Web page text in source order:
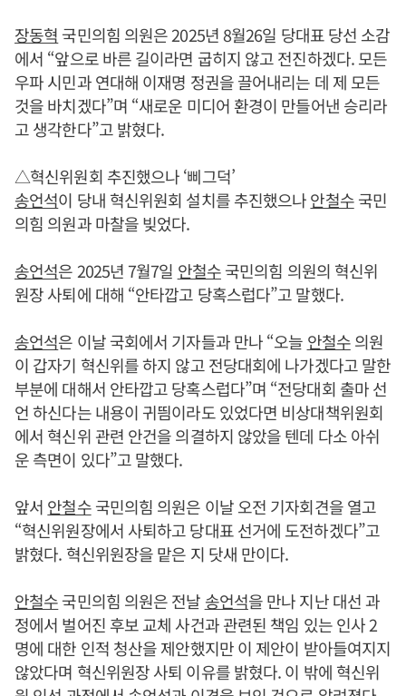
장동혁 국민의힘 의원은 2025년 8월26일 당대표 당선 소감
에서 “앞으로 바른 길이라면 굽히지 않고 전진하겠다. 모든
우파 시민과 연대해 이재명 정권을 끌어내리는 데 제 모든
것을 바치겠다”며 “새로운 미디어 환경이 만들어낸 승리라
고 생각한다”고 밝혔다.
△혁신위원회 추진했으나 ‘삐그덕’
송언석이 당내 혁신위원회 설치를 추진했으나안철수국민
의힘 의원과 마찰을 빚었다.
송언석은 2025년 7월7일 안철수국민의힘 의원의 혁신위
원장 사퇴에 대해 “안타깝고 당혹스럽다”고 말했다.
송언석은 이날 국회에서 기자들과 만나 “오늘 안철수의원
이 갑자기 혁신위를 하지 않고 전당대회에 나가겠다고 말한
부분에 대해서 안타깝고 당혹스럽다”며 “전당대회 출마 선
언 하신다는 내용이 귀띔이라도 있었다면 비상대책위원회
에서 혁신위 관련 안건을 의결하지 않았을 텐데 다소 아쉬
운 측면이 있다”고 말했다.
앞서 안철수국민의힘 의원은 이날 오전 기자회견을 열고
“혁신위원장에서 사퇴하고 당대표 선거에 도전하겠다”고
밝혔다. 혁신위원장을 맡은 지 닷새 만이다.
안철수국민의힘 의원은 전날 송언석을 만나 지난 대선 과
정에서 벌어진 후보 교체 사건과 관련된 책임 있는 인사 2
명에 대한 인적 청산을 제안했지만 이 제안이 받아들여지지
않았다며 혁신위원장 사퇴 이유를 밝혔다. 이 밖에 혁신위